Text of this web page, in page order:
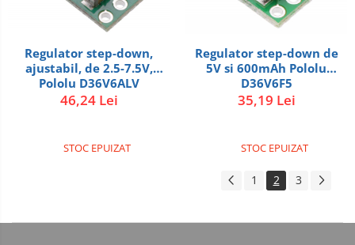
Regulator step-down,
ajustabil, de 2.5-7.5V,
Pololu D36V6ALV
46,24 Lei
STOC EPUIZAT
Regulator step-down de
5V si 600mAh Pololu
D36V6F5
35,19 Lei
STOC EPUIZAT
1 2 3